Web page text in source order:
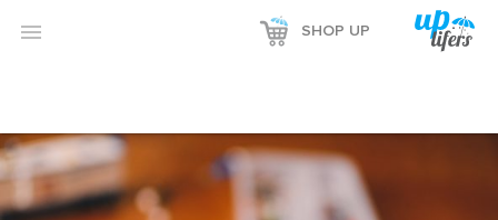
Reklamı Göster
Reklamı Gizle
 SHOP UP